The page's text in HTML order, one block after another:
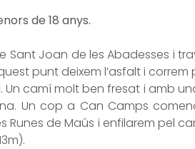
de 18 anys.
Sant Joan de les Abadesses i
punt deixem l’asfalt i
camí molt ben fresat i amb
Un cop a Can Camps
Runes de Maús i enfilarem pel